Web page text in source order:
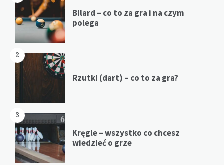
Bilard – co to za gra i na czym
polega
2
Rzutki (dart) – co to za gra?
3
Kręgle – wszystko co chcesz
wiedzieć o grze